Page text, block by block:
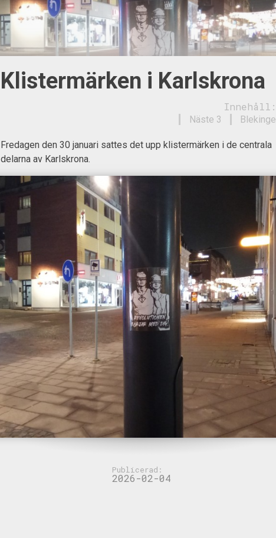
Klistermärken i Karlskrona
Innehåll:
Blekinge
Näste 3
Fredagen den 30 januari sattes det upp klistermärken i de centrala
delarna av Karlskrona.
Publicerad:
2026-02-04